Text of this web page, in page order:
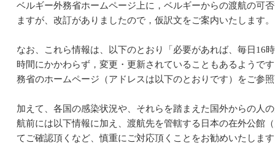
ベルギー外務省ホームページ上に，ベルギーからの渡航の可
ますが、改訂がありましたので，仮訳文をご案内いたします。
なお、これら情報は、以下のとおり「必要があれば、毎日16
時間にかかわらず，変更・更新されていることもあるようで
務省のホームページ（アドレスは以下のとおりです）をご参
加えて、各国の感染状況や、それらを踏まえた国外からの人
航前には以下情報に加え、渡航先を管轄する日本の在外公館
てご確認頂くなど、慎重にご対応頂くことをお勧めいたしま